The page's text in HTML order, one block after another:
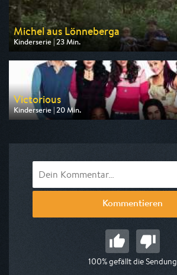
Michel aus Lönneberga
Kinderserie | 23 Min.
Ausgestrahlt von ZDF
am 16.08.2026, 08:40
Victorious
Kinderserie | 20 Min.
Ausgestrahlt von Nickelodeon
Kommentieren
100% gefällt die Sendung